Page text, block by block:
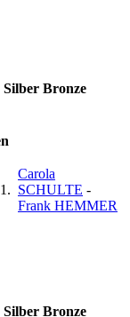
Silber Bronze
1.
Carola
SCHULTE -
Frank HEMMER
Silber Bronze